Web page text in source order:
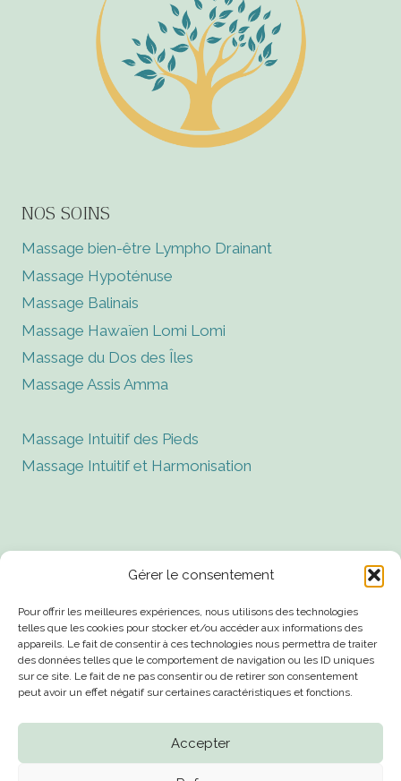
Gérer le consentement
Pour offrir les meilleures expériences, nous utilisons des technologies
telles que les cookies pour stocker et/ou accéder aux informations des
appareils. Le fait de consentir à ces technologies nous permettra de traiter
des données telles que le comportement de navigation ou les ID uniques
sur ce site. Le fait de ne pas consentir ou de retirer son consentement
peut avoir un effet négatif sur certaines caractéristiques et fonctions.
Accepter
NOS SOINS
Massage bien-être Lympho Drainant
Massage Hypoténuse
Massage Balinais
Massage Hawaïen Lomi Lomi
Massage du Dos des Îles
Massage Assis Amma
Massage Intuitif des Pieds
Massage Intuitif et Harmonisation
✉️ contact@heiwa-niort.fr
Massages 📞 06.13.46.26.05
Energétique 📞 07.83.99.22.01
François - Niort - France